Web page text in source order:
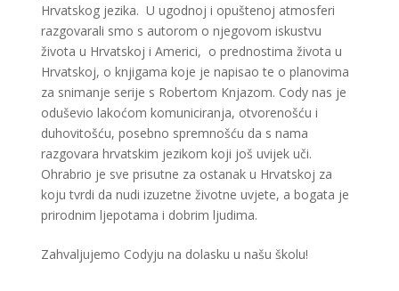
Hrvatskog jezika. U ugodnoj i opuštenoj atmosferi
razgovarali smo s autorom o njegovom iskustvu
života u Hrvatskoj i Americi, o prednostima života u
Hrvatskoj, o knjigama koje je napisao te o planovima
za snimanje serije s Robertom Knjazom. Cody nas je
oduševio lakoćom komuniciranja, otvorenošću i
duhovitošću, posebno spremnošću da s nama
razgovara hrvatskim jezikom koji još uvijek uči.
Ohrabrio je sve prisutne za ostanak u Hrvatskoj za
koju tvrdi da nudi izuzetne životne uvjete, a bogata je
prirodnim ljepotama i dobrim ljudima.
Zahvaljujemo Codyju na dolasku u našu školu!